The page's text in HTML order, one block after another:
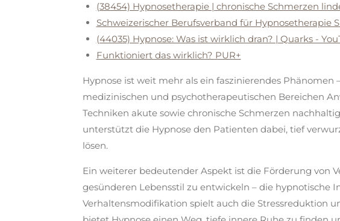
(38454) Hypnosetherapie | chronische Schmerzen
Schweizerischer Berufsverband für Hypnosetherapie
(44035) Hypnose: Was ist wirklich dran? | Quarks -
Funktioniert das wirklich? PUR+
Hypnose ist weit mehr als ein faszinierendes
medizinischen und psychotherapeutischen Bereichen
Techniken akute sowie chronische Schmerzen
unterstützt die Hypnose den Patienten dabei, tief
lösen.
Ein weiterer bedeutender Aspekt ist die Förderung von
gesünderen Lebensstil zu entwickeln – die
Verhaltensmodifikation spielt auch die Stressreduktion